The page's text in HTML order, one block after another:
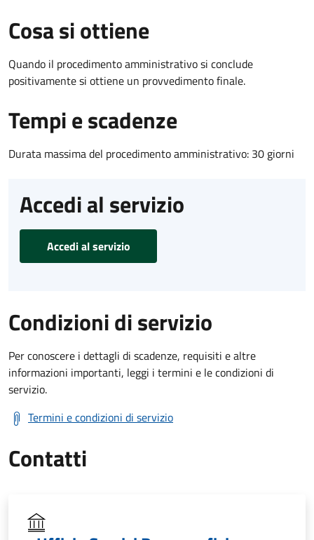
Cosa si ottiene
Quando il procedimento amministrativo si conclude
positivamente si ottiene un provvedimento finale.
Tempi e scadenze
Durata massima del procedimento amministrativo: 30 giorni
Accedi al servizio
Accedi al servizio
Condizioni di servizio
Per conoscere i dettagli di scadenze, requisiti e altre
informazioni importanti, leggi i termini e le condizioni di
servizio.
Termini e condizioni di servizio
Contatti